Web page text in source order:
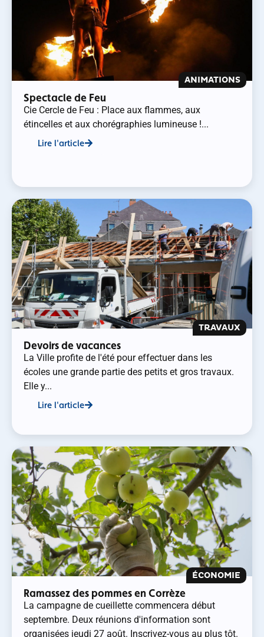
ANIMATIONS
Spectacle de Feu
Cie Cercle de Feu : Place aux flammes, aux
étincelles et aux chorégraphies lumineuse !...
Lire l'article
TRAVAUX
Devoirs de vacances
La Ville profite de l'été pour effectuer dans les
écoles une grande partie des petits et gros travaux.
Elle y...
Lire l'article
ÉCONOMIE
Ramassez des pommes en Corrèze
La campagne de cueillette commencera début
septembre. Deux réunions d'information sont
organisées jeudi 27 août. Inscrivez-vous au plus tôt.